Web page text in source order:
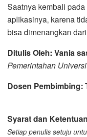
Saatnya kembali
aplikasinya, karena
bisa dimenangkan
Ditulis Oleh: Vania
Pemerintahan
Dosen Pembimbing:
Syarat dan
Setiap penulis setuju